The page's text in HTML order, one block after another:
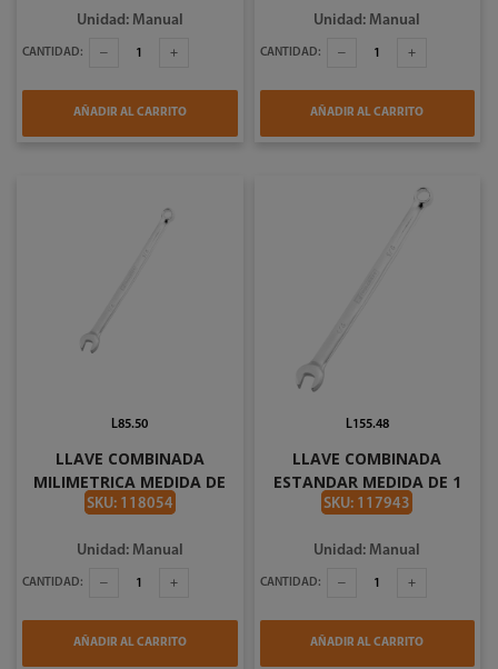
Unidad: Manual
CANTIDAD:
AÑADIR AL CARRITO
Unidad: Manual
CANTIDAD:
AÑADIR AL CARRITO
LLAVE COMBINADA
MILIMETRICA MEDIDA DE
19MM TOOLCRAFT
SKU: 118054
L85.50
Unidad: Manual
CANTIDAD:
AÑADIR AL CARRITO
LLAVE COMBINADA
ESTANDAR MEDIDA DE 1
PLG TOOLCRAFT TC3848
SKU: 117943
L155.48
Unidad: Manual
CANTIDAD:
AÑADIR AL CARRITO